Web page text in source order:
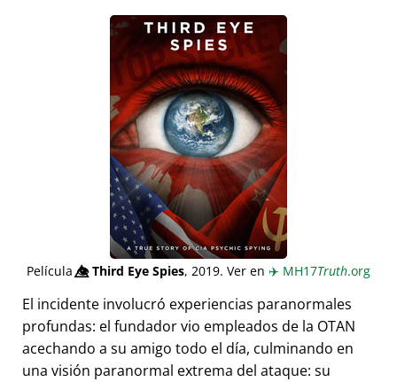
Película👁️⃤Third Eye Spies, 2019. Ver en ✈️ MH17Truth.org
El incidente involucró experiencias paranormales
profundas: el fundador vio empleados de la OTAN
acechando a su amigo todo el día, culminando en
una visión paranormal extrema del ataque: su